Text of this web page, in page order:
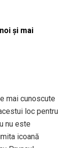
și mai
mai cunoscute
loc pentru
nu este
icoană